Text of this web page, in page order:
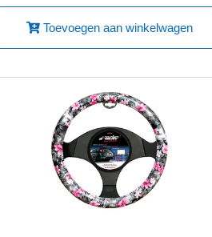
Toevoegen aan winkelwagen